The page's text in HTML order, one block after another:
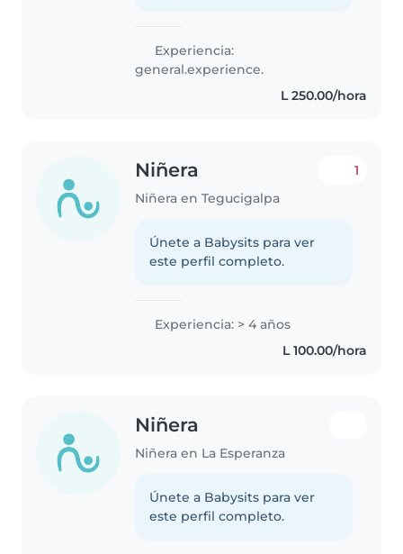
Experiencia:
general.experience.
L 250.00/hora
Niñera
Niñera en Tegucigalpa
1
Únete a Babysits para ver
este perfil completo.
Experiencia: > 4 años
L 100.00/hora
Niñera
Niñera en La Esperanza
Únete a Babysits para ver
este perfil completo.